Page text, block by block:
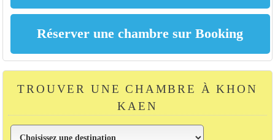
TROUVER UNE CHAMBRE À KHON
KAEN